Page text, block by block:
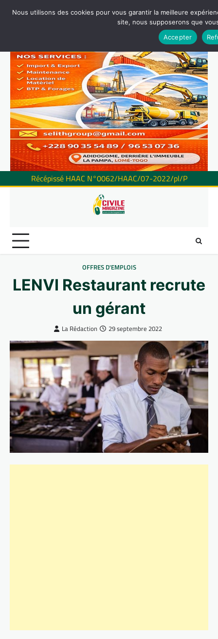
Récépissé HAAC N°0062/HAAC/07-2022/pl/P
OFFRES D'EMPLOIS
LENVI Restaurant recrute
un gérant
La Rédaction 29 septembre 2022
Nous utilisons des cookies pour vous garantir la meilleure
site, nous supposerons que
Accepter